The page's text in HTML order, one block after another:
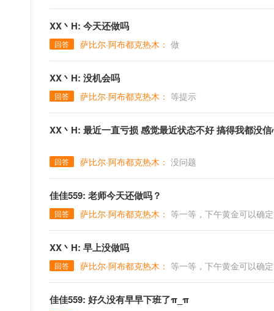
XX丶H: 今天还做吗
回答 萨比尔·阿布都克热木： 做
XX丶H: 没机会吗
回答 萨比尔·阿布都克热木： 等提示
XX丶H: 最近一直亏损 感觉最近状态不好 搞得我都没
回答 萨比尔·阿布都克热木： 没问题
佳佳559: 老师今天还做吗？
回答 萨比尔·阿布都克热木： 等一等，下午黄金可以确
XX丶H: 早上没做吗
回答 萨比尔·阿布都克热木： 等一等，下午黄金可以确
佳佳559: 好久没有早早下班了π_π